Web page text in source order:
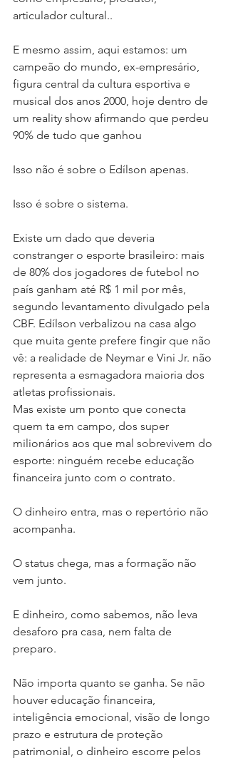
articulador cultural..
E mesmo assim, aqui estamos: um
campeão do mundo, ex-empresário,
figura central da cultura esportiva e
musical dos anos 2000, hoje dentro de
um reality show afirmando que perdeu
90% de tudo que ganhou
Isso não é sobre o Edílson apenas.
Isso é sobre o sistema.
Existe um dado que deveria
constranger o esporte brasileiro: mais
de 80% dos jogadores de futebol no
país ganham até R$ 1 mil por mês,
segundo levantamento divulgado pela
CBF. Edílson verbalizou na casa algo
que muita gente prefere fingir que não
vê: a realidade de Neymar e Vini Jr. não
representa a esmagadora maioria dos
atletas profissionais.
Mas existe um ponto que conecta
quem ta em campo, dos super
milionários aos que mal sobrevivem do
esporte: ninguém recebe educação
financeira junto com o contrato.
O dinheiro entra, mas o repertório não
acompanha.
O status chega, mas a formação não
vem junto.
E dinheiro, como sabemos, não leva
desaforo pra casa, nem falta de
preparo.
Não importa quanto se ganha. Se não
houver educação financeira,
inteligência emocional, visão de longo
prazo e estrutura de proteção
patrimonial, o dinheiro escorre pelos